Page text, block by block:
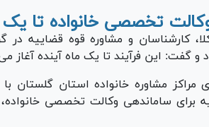
تخصصی خانواده تا یک
کارشناسان و مشاوره قوه قضاییه در
گفت: این فرآیند تا یک ماه آینده آغاز
مشاوره خانواده استان گلستان
برای ساماندهی وکالت تخصصی